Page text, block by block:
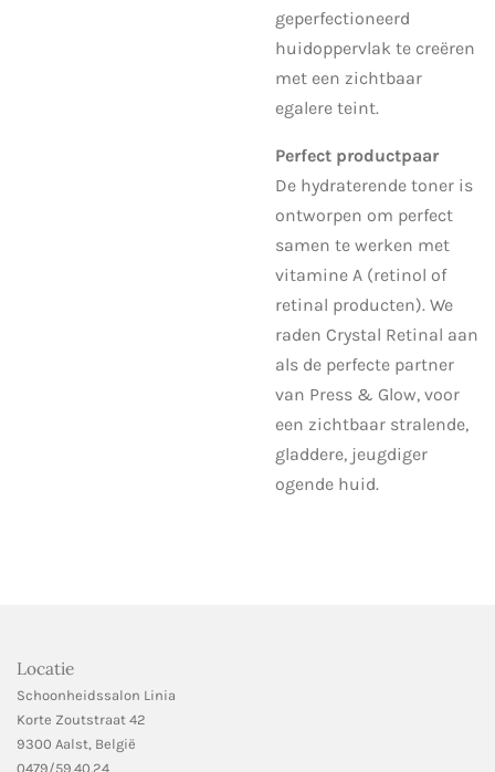
geperfectioneerd
huidoppervlak te creëren
met een zichtbaar
egalere teint.
Perfect productpaar
De hydraterende toner is
ontworpen om perfect
samen te werken met
vitamine A (retinol of
retinal producten). We
raden Crystal Retinal aan
als de perfecte partner
van Press & Glow, voor
een zichtbaar stralende,
gladdere, jeugdiger
ogende huid.
Locatie
Schoonheidssalon Linia
Korte Zoutstraat 42
9300 Aalst, België
0479/59.40.24